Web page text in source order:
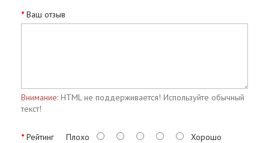
Ваш отзыв
Внимание: HTML не поддерживается! Используйте обычный
текст!
Рейтинг Плохо Хорошо